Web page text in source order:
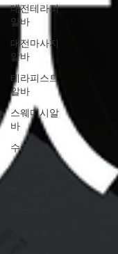
대전테라피
알바
대전마사지
알바
테라피스트
알바
스웨디시알
바
수수재배
수수농사